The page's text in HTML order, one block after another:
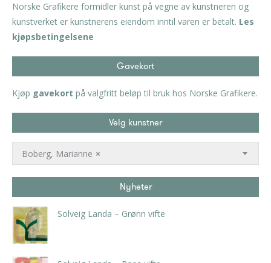
Norske Grafikere formidler kunst på vegne av kunstneren og
kunstverket er kunstnerens eiendom inntil varen er betalt. Les
kjøpsbetingelsene
Gavekort
Kjøp gavekort på valgfritt beløp til bruk hos Norske Grafikere.
Velg kunstner
×
Boberg, Marianne
Nyheter
Solveig Landa – Grønn vifte